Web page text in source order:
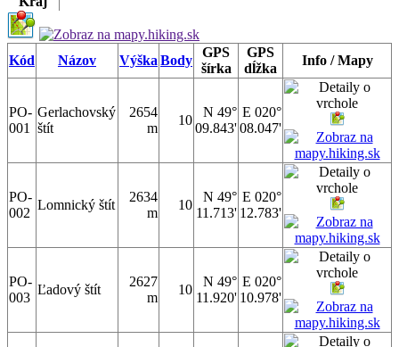
Kód Názov Výška Body
GPS
šírka
GPS
dĺžka
Info / Mapy
PO-
001
Gerlachovský
štít
2654
m
10
N 49°
09.843'
E 020°
08.047'
PO-
002
Lomnický štít
2634
m
10
N 49°
11.713'
E 020°
12.783'
PO-
003
Ľadový štít
2627
m
10
N 49°
11.920'
E 020°
10.978'